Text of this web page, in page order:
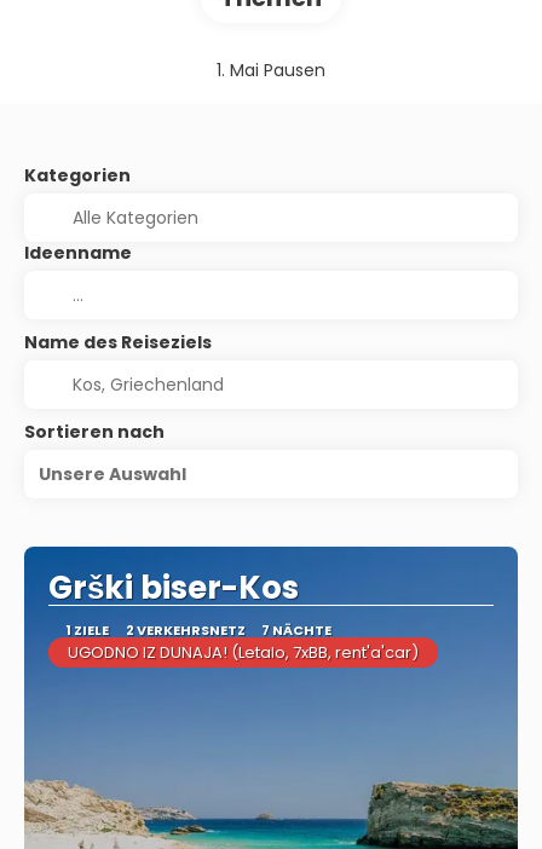
1. Mai Pausen
Kategorien
Ideenname
Name des Reiseziels
Sortieren nach
Unsere Auswahl
Grški biser-Kos
1 ZIELE 2 VERKEHRSNETZ 7 NÄCHTE
UGODNO IZ DUNAJA! (Letalo, 7xBB, rent'a'car)